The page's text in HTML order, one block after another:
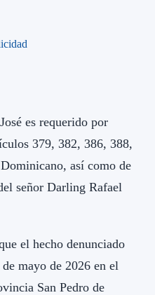
es requerido por
379, 382, 386, 388,
así como de
señor Darling Rafael
el hecho denunciado
mayo de 2026 en el
San Pedro de